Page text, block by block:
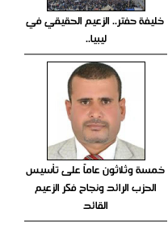
خليفة حفتر.. الزعيم الحقيقي في
ليبيا..
خمسة وثلاثون عاماً على تأسيس
الحزب الرائد ونجاح فكر الزعيم
القائد